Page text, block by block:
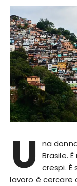
U
na
Brasile.
crespi. È
lavoro è cercare